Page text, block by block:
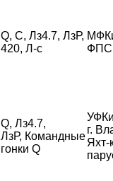
Q, С, Лз4.7, ЛзР,
420, Л-с
ФПС
Q, Лз4.7,
ЛзР, Командные
гонки Q
г.
Яхт-